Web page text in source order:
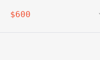
$600